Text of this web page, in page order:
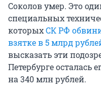
Соколов умер. Это
специальных
которыхСК РФ
взятке в 5 млрд
высказать эти
Петербурге
на 340 млн рублей.